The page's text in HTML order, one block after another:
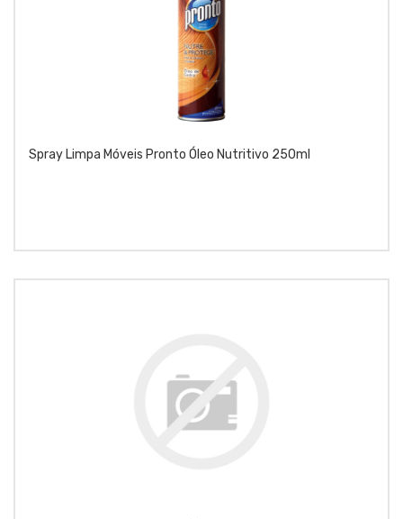
Spray Limpa Móveis Pronto Óleo Nutritivo 250ml